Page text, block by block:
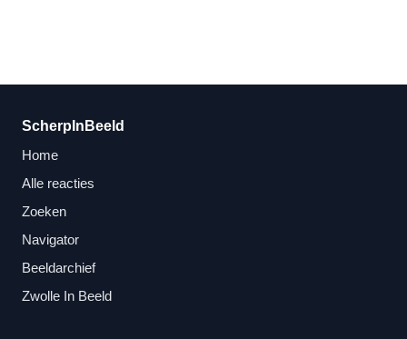
ScherpInBeeld
Home
Alle reacties
Zoeken
Navigator
Beeldarchief
Zwolle In Beeld